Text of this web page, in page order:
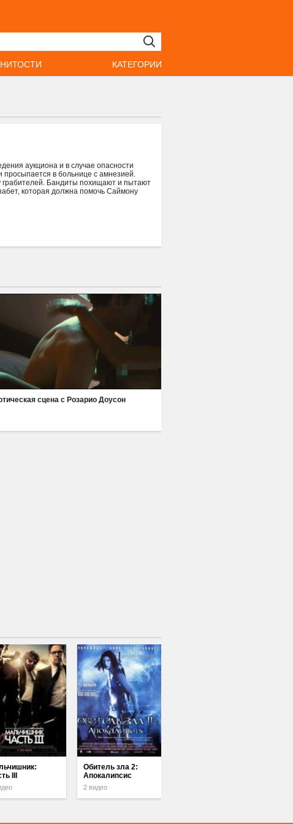
КАТЕГОРИИ
аукциона и в случае опасности
просыпается в больнице с амнезией.
грабителей. Бандиты похищают и пытают
которая должна помочь Саймону
сцена с Розарио Доусон
III
Обитель зла 2:
Апокалипсис
2 видео